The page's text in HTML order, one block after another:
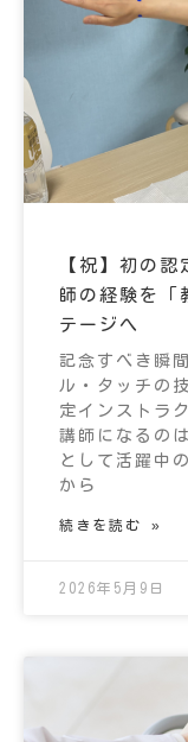
【祝】初の
師の経験を「
テージへ
記念すべき瞬
ル・タッチの
定インストラ
講師になるの
として活躍中
から
続きを読む »
2026年5月9日